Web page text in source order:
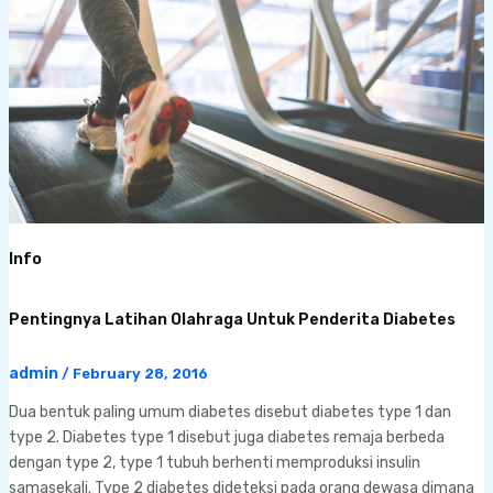
Info
Pentingnya Latihan Olahraga Untuk Penderita Diabetes
admin / February 28, 2016
Dua bentuk paling umum diabetes disebut diabetes type 1 dan
type 2. Diabetes type 1 disebut juga diabetes remaja berbeda
dengan type 2, type 1 tubuh berhenti memproduksi insulin
samasekali. Type 2 diabetes dideteksi pada orang dewasa dimana